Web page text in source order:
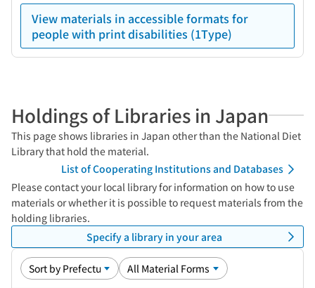
View materials in accessible formats for
people with print disabilities (1Type)
Holdings of Libraries in Japan
This page shows libraries in Japan other than the National Diet
Library that hold the material.
List of Cooperating Institutions and Databases
Please contact your local library for information on how to use
materials or whether it is possible to request materials from the
holding libraries.
Specify a library in your area